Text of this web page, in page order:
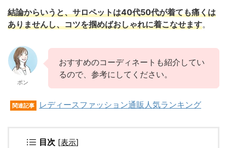
結論からいうと、サロペットは40代50代が着ても痛くは
ありませんし、コツを掴めばおしゃれに着こなせます。
ポン
おすすめのコーディネートも紹介してい
るので、参考にしてください。
関連記事 レディースファッション通販人気ランキング
目次 [表示]